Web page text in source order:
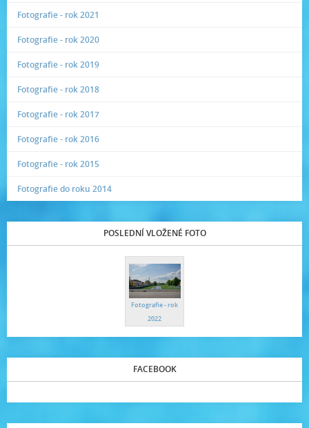
Fotografie - rok 2021
Fotografie - rok 2020
Fotografie - rok 2019
Fotografie - rok 2018
Fotografie - rok 2017
Fotografie - rok 2016
Fotografie - rok 2015
Fotografie do roku 2014
POSLEDNÍ VLOŽENÉ FOTO
Fotografie - rok
2022
FACEBOOK